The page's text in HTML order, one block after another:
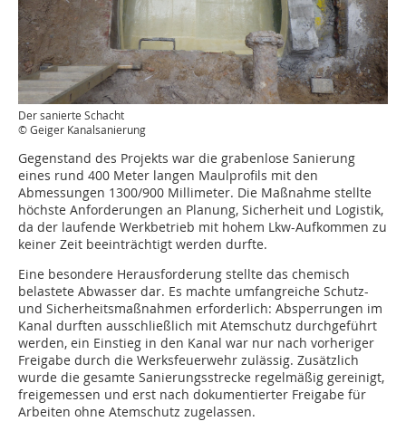
Der sanierte Schacht
© Geiger Kanalsanierung
Gegenstand des Projekts war die grabenlose Sanierung
eines rund 400 Meter langen Maulprofils mit den
Abmessungen 1300/900 Millimeter. Die Maßnahme stellte
höchste Anforderungen an Planung, Sicherheit und Logistik,
da der laufende Werkbetrieb mit hohem Lkw-Aufkommen zu
keiner Zeit beeinträchtigt werden durfte.
Eine besondere Herausforderung stellte das chemisch
belastete Abwasser dar. Es machte umfangreiche Schutz-
und Sicherheitsmaßnahmen erforderlich: Absperrungen im
Kanal durften ausschließlich mit Atemschutz durchgeführt
werden, ein Einstieg in den Kanal war nur nach vorheriger
Freigabe durch die Werksfeuer­wehr zulässig. Zusätzlich
wurde die gesamte Sanierungsstrecke regelmäßig gereinigt,
freigemessen und erst nach dokumentierter Freigabe für
Arbeiten ohne Atemschutz zugelassen.